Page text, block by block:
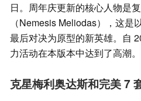
日。周年庆更新的核心人物是
（Nemesis Meliodas），这是
最后对决为原型的新英雄。自
力活动在本版本中达到了高潮。
克星梅利奥达斯和完美 7